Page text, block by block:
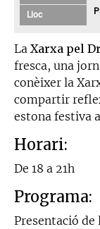
Lloc
La Xarxa pel
fresca, una
conèixer la
compartir
estona festiva
Horari:
De 18 a 21h
Programa:
Presentació de